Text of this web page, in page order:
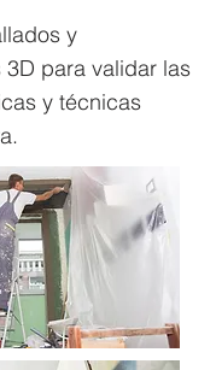
y
para validar las
y técnicas